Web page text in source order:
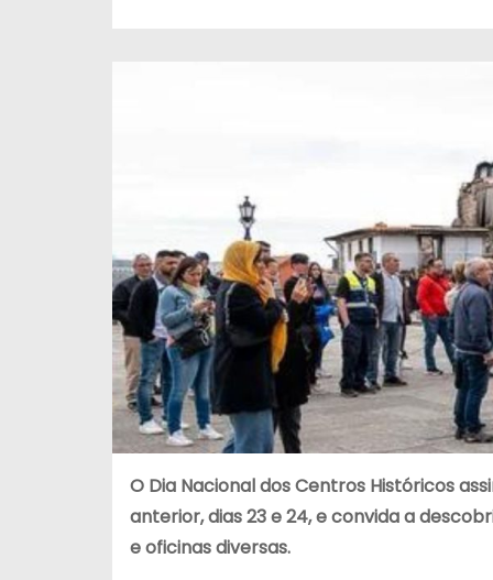
O Dia Nacional dos Centros Históricos
anterior, dias 23 e 24, e convida a
e oficinas diversas.